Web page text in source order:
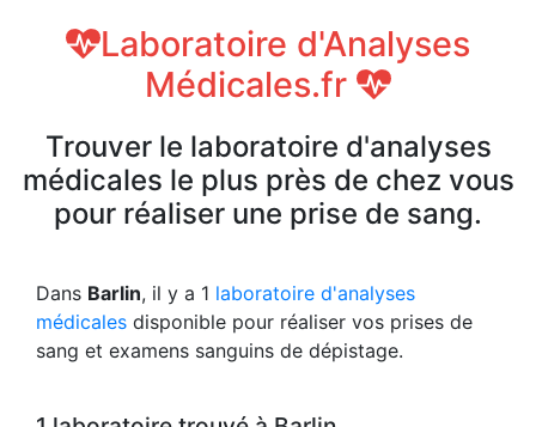
Laboratoire d'Analyses
Médicales.fr
Trouver le laboratoire d'analyses
médicales le plus près de chez vous
pour réaliser une prise de sang.
Dans Barlin, il y a 1 laboratoire d'analyses
médicales disponible pour réaliser vos prises de
sang et examens sanguins de dépistage.